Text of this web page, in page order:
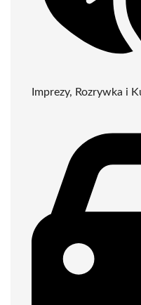
Imprezy, Rozrywka i